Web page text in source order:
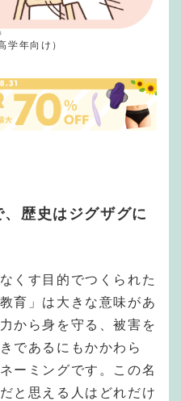
学年向け）
歴史はジグザグに
くす目的でつくられた
育」は大きな意味があ
から身を守る、被害を
であるにもかかわら
ーミングです。この名
と思える人はどれだけ